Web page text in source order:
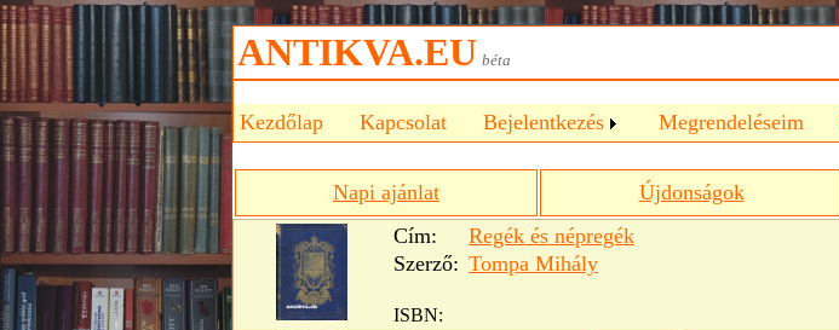
ANTIKVA.EU béta
Kezdőlap Kapcsolat Bejelentkezés Megrendeléseim
Napi ajánlat Újdonságok
Cím:
Regék és népregék
Szerző: Tompa Mihály
ISBN: